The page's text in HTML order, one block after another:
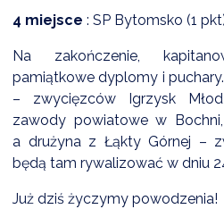
4 miejsce : SP Bytomsko (1
Na zakończenie,
pamiątkowe dyplomy i
– zwycięzców Igrzysk
zawody powiatowe w
a drużyna z Łąkty Górnej –
będą tam rywalizować w dniu
Już dziś życzymy powodzenia!